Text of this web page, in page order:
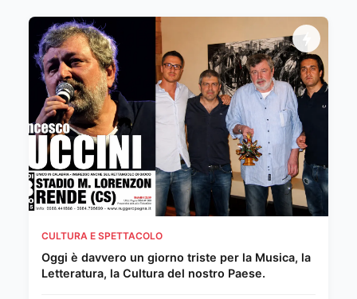
CULTURA E SPETTACOLO
Oggi è davvero un giorno triste per la Musica, la
Letteratura, la Cultura del nostro Paese.